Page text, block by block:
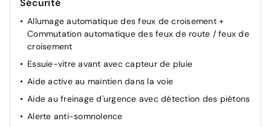
Coquilles de rétroviseurs peintes en noir
Sécurité
Allumage automatique des feux de croisement +
Commutation automatique des feux de route / feux de
croisement
Essuie-vitre avant avec capteur de pluie
Aide active au maintien dans la voie
Aide au freinage d'urgence avec détection des piétons
Alerte anti-somnolence